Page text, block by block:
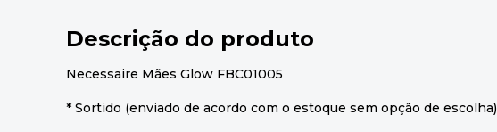
Descrição do produto
Necessaire Mães Glow FBC01005
* Sortido (enviado de acordo com o estoque sem opção de escolha)